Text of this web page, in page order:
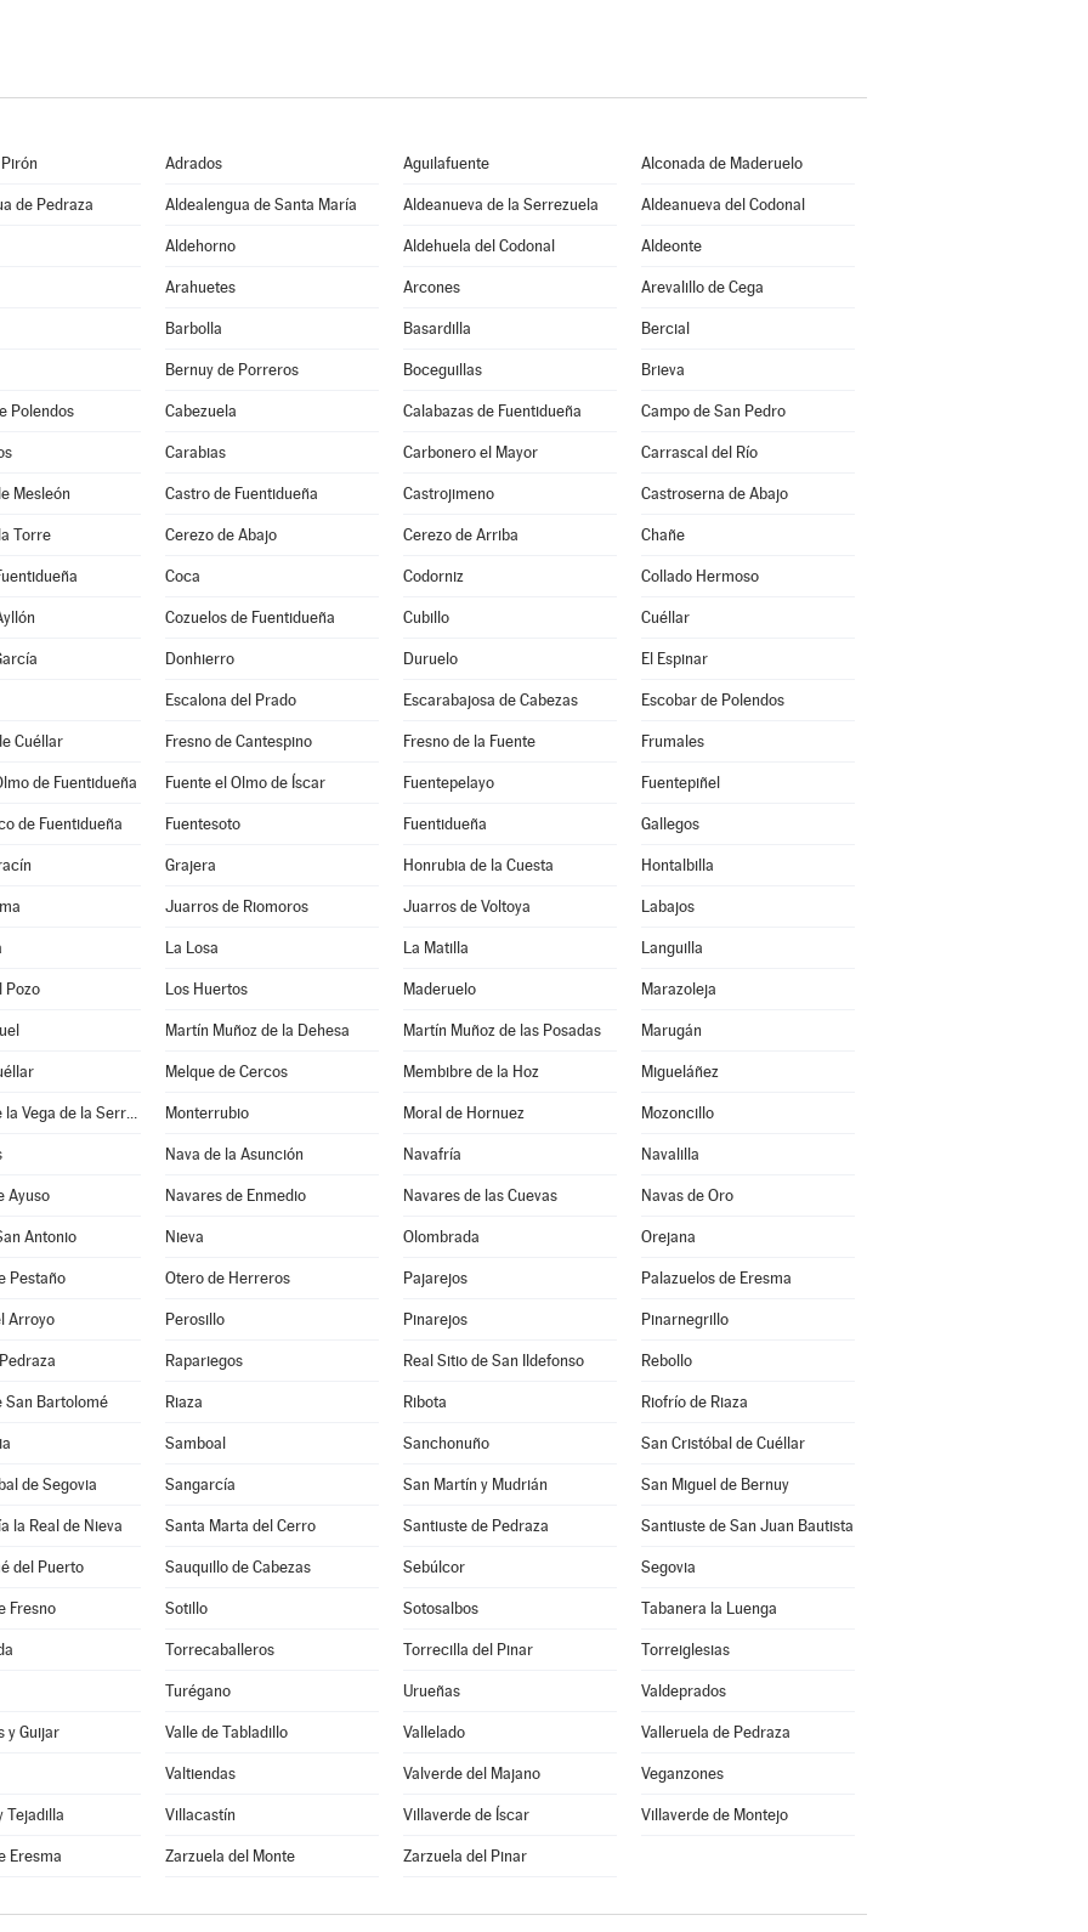
Adrados Aguilafuente Alconada de Maderuelo
de Pedraza Aldealengua de Santa María Aldeanueva de la Serrezuela Aldeanueva del Codonal
Aldehorno Aldehuela del Codonal Aldeonte
Arahuetes Arcones Arevalillo de Cega
Barbolla Basardilla Bercial
Bernuy de Porreros Boceguillas Brieva
Polendos Cabezuela Calabazas de Fuentidueña Campo de San Pedro
Carabias Carbonero el Mayor Carrascal del Río
Mesleón Castro de Fuentidueña Castrojimeno Castroserna de Abajo
Torre Cerezo de Abajo Cerezo de Arriba Chañe
Coca Codorniz Collado Hermoso
Cozuelos de Fuentidueña Cubillo Cuéllar
Donhierro Duruelo El Espinar
Escalona del Prado Escarabajosa de Cabezas Escobar de Polendos
Cuéllar Fresno de Cantespino Fresno de la Fuente Frumales
de Fuentidueña Fuente el Olmo de Íscar Fuentepelayo Fuentepiñel
de Fuentidueña Fuentesoto Fuentidueña Gallegos
Grajera Honrubia de la Cuesta Hontalbilla
Juarros de Riomoros Juarros de Voltoya Labajos
La Losa La Matilla Languilla
Pozo Los Huertos Maderuelo Marazoleja
Martín Muñoz de la Dehesa Martín Muñoz de las Posadas Marugán
Melque de Cercos Membibre de la Hoz Migueláñez
Montejo de la Vega de la Serrezuela Monterrubio Moral de Hornuez Mozoncillo
Nava de la Asunción Navafría Navalilla
Ayuso Navares de Enmedio Navares de las Cuevas Navas de Oro
Antonio Nieva Olombrada Orejana
Pestaño Otero de Herreros Pajarejos Palazuelos de Eresma
Arroyo Perosillo Pinarejos Pinarnegrillo
Rapariegos Real Sitio de San Ildefonso Rebollo
San Bartolomé Riaza Ribota Riofrío de Riaza
Samboal Sanchonuño San Cristóbal de Cuéllar
de Segovia Sangarcía San Martín y Mudrián San Miguel de Bernuy
la Real de Nieva Santa Marta del Cerro Santiuste de Pedraza Santiuste de San Juan Bautista
del Puerto Sauquillo de Cabezas Sebúlcor Segovia
Fresno Sotillo Sotosalbos Tabanera la Luenga
Torrecaballeros Torrecilla del Pinar Torreiglesias
Turégano Urueñas Valdeprados
y Guijar Valle de Tabladillo Vallelado Valleruela de Pedraza
Valtiendas Valverde del Majano Veganzones
Tejadilla Villacastín Villaverde de Íscar Villaverde de Montejo
Eresma Zarzuela del Monte Zarzuela del Pinar